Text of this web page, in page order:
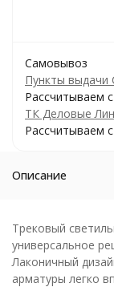
Самовывоз
Пункты выдачи
Рассчитываем
ТК Деловые
Рассчитываем
Описание
Трековый
универсальное
Лаконичный
арматуры легко